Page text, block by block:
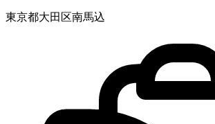
東京都大田区南馬込